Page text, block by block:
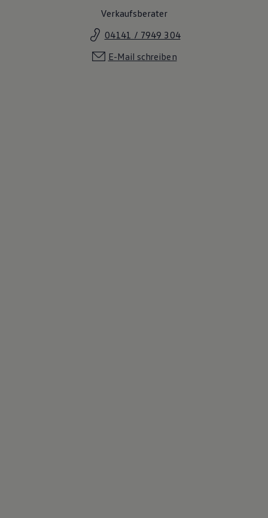
Verkaufsberater
04141 / 7949 304
E-Mail schreiben